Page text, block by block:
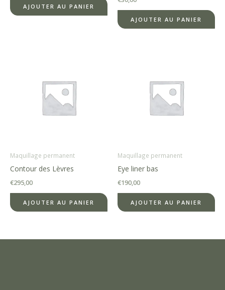
AJOUTER AU PANIER
AJOUTER AU PANIER
Maquillage permanent
Contour des Lèvres
€295,00
AJOUTER AU PANIER
Maquillage permanent
Eye liner bas
€190,00
AJOUTER AU PANIER